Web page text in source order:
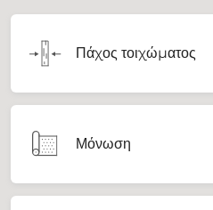
Πάχος τοιχώματος
Μόνωση